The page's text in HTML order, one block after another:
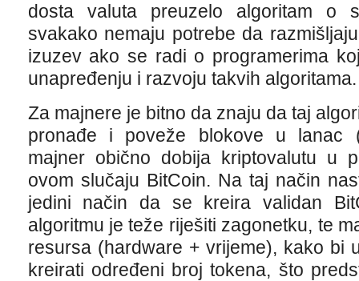
dosta valuta preuzelo algoritam o
svakako nemaju potrebe da
izuzev ako se radi o programerima
unapređenju i razvoju takvih algoritama.
Za majnere je bitno da znaju da taj
pronađe i poveže blokove u lanac
majner obično dobija kriptovalutu u
ovom slučaju BitCoin. Na taj način
jedini način da se kreira validan
algoritmu je teže riješiti zagonetku, te
resursa (hardware + vrijeme), kako bi
kreirati određeni broj tokena, što